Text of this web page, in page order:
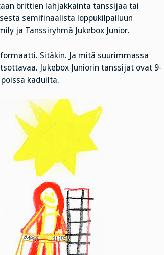
brittien lahjakkainta tanssijaa tai
semifinaalista loppukilpailuun
ja Tanssiryhmä Jukebox Junior.
Sitäkin. Ja mitä suurimmassa
Jukebox Juniorin tanssijat ovat 9-
kaduilta.